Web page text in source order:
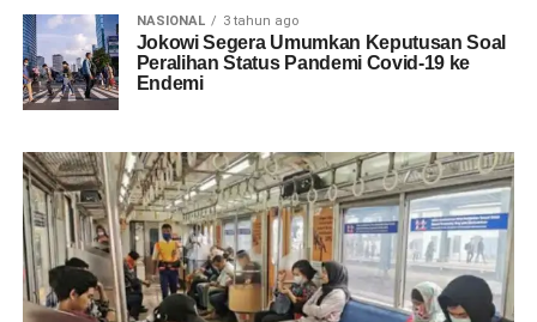
NASIONAL 3 tahun ago
Jokowi Segera Umumkan Keputusan Soal
Peralihan Status Pandemi Covid-19 ke
Endemi